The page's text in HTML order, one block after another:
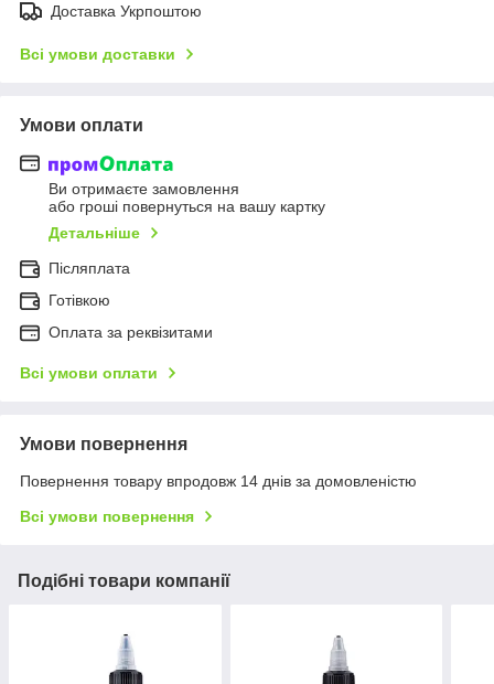
Доставка Укрпоштою
Всі умови доставки
Умови оплати
Ви отримаєте замовлення
або гроші повернуться на вашу картку
Детальніше
Післяплата
Готівкою
Оплата за реквізитами
Всі умови оплати
Умови повернення
Повернення товару впродовж 14 днів за домовленістю
Всі умови повернення
Подібні товари компанії